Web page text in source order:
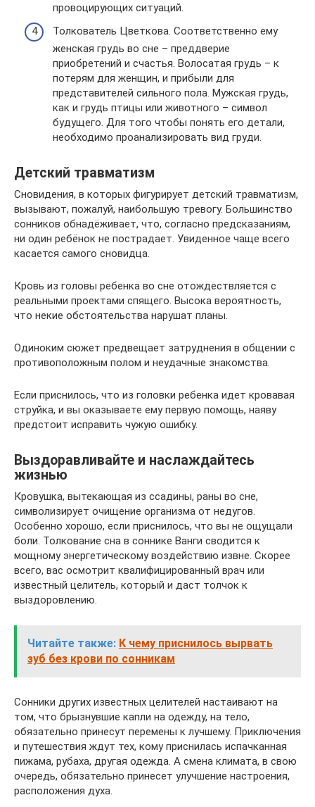
провоцирующих ситуаций.
Толкователь Цветкова. Соответственно ему
женская грудь во сне – преддверие
приобретений и счастья. Волосатая грудь – к
потерям для женщин, и прибыли для
представителей сильного пола. Мужская грудь,
как и грудь птицы или животного – символ
будущего. Для того чтобы понять его детали,
необходимо проанализировать вид груди.
Детский травматизм
Сновидения, в которых фигурирует детский травматизм,
вызывают, пожалуй, наибольшую тревогу. Большинство
сонников обнадёживает, что, согласно предсказаниям,
ни один ребёнок не пострадает. Увиденное чаще всего
касается самого сновидца.
Кровь из головы ребенка во сне отождествляется с
реальными проектами спящего. Высока вероятность,
что некие обстоятельства нарушат планы.
Одиноким сюжет предвещает затруднения в общении с
противоположным полом и неудачные знакомства.
Если приснилось, что из головки ребенка идет кровавая
струйка, и вы оказываете ему первую помощь, наяву
предстоит исправить чужую ошибку.
Выздоравливайте и наслаждайтесь
жизнью
Кровушка, вытекающая из ссадины, раны во сне,
символизирует очищение организма от недугов.
Особенно хорошо, если приснилось, что вы не ощущали
боли. Толкование сна в соннике Ванги сводится к
мощному энергетическому воздействию извне. Скорее
всего, вас осмотрит квалифицированный врач или
известный целитель, который и даст толчок к
выздоровлению.
Читайте также: К чему приснилось вырвать
зуб без крови по сонникам
Сонники других известных целителей настаивают на
том, что брызнувшие капли на одежду, на тело,
обязательно принесут перемены к лучшему. Приключения
и путешествия ждут тех, кому приснилась испачканная
пижама, рубаха, другая одежда. А смена климата, в свою
очередь, обязательно принесет улучшение настроения,
расположения духа.